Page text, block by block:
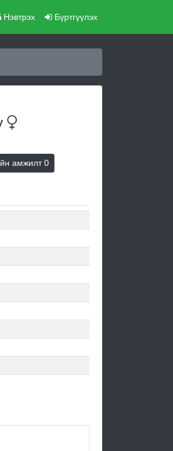
Нэвтрэх Бүртгүүлэх
амжилт0